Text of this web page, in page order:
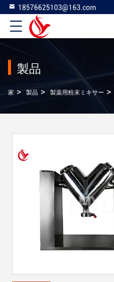
18576625103@163.com
製品
家 > 製品 > 製薬用粉末ミキサー >